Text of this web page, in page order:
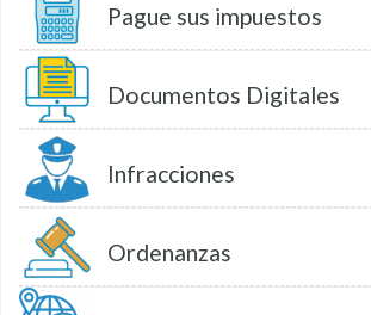
Pague sus impuestos
Documentos Digitales
Infracciones
Ordenanzas